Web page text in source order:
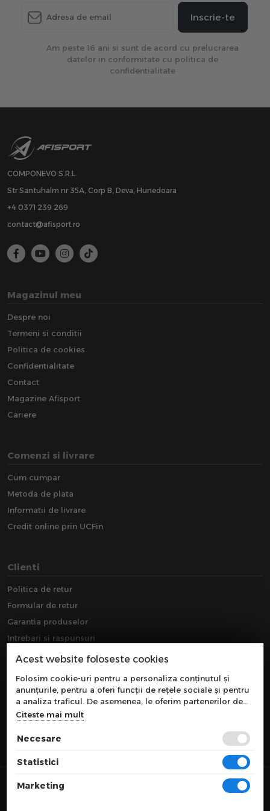
Inscrie-te
Am peste 16 ani si sunt de acord cu prelucrarea
datelor in conformitate cu politica de
confidentialitate
COMPONEVO S.R.L.
Str Santuhalm nr 35A, Corp B, Deva, Hunedoara
+4 0371 239 269
contact@afisport.ro
Magazinul meu
Despre noi
Termeni si conditii
Politica de cookies
Confidentialitate
Contact
Magazine Afisport
Cariere
Comenzi si livrare
Cum cumpar
Metoda de plata
Informatii de livrare
Credit online prin UCFin
Clienti
Politica de retur
Formular de retur
Garantia produselor
Intrebari si raspunsuri
Downloads
Acest website foloseste cookies
Folosim cookie-uri pentru a personaliza conținutul și
anunțurile, pentru a oferi funcții de rețele sociale și pentru
a analiza traficul. De asemenea, le oferim partenerilor de
rețele sociale, de publicitate și de analize informații cu
privire la modul în care folosiți site-ul nostru. Aceștia le
pot combina cu alte informații oferite de dvs. sau culese în
Citeste mai mult
Necesare
Statistici
Marketing